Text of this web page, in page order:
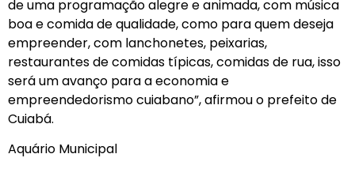
de uma programação alegre e animada, com música
boa e comida de qualidade, como para quem deseja
empreender, com lanchonetes, peixarias,
restaurantes de comidas típicas, comidas de rua, isso
será um avanço para a economia e
empreendedorismo cuiabano”, afirmou o prefeito de
Cuiabá.
Aquário Municipal